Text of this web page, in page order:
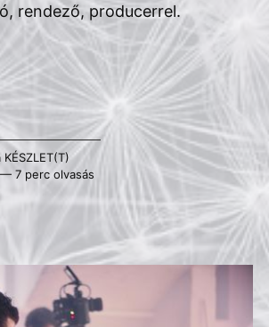
rendező, producerrel.
KÉSZLET(T)
7 perc olvasás